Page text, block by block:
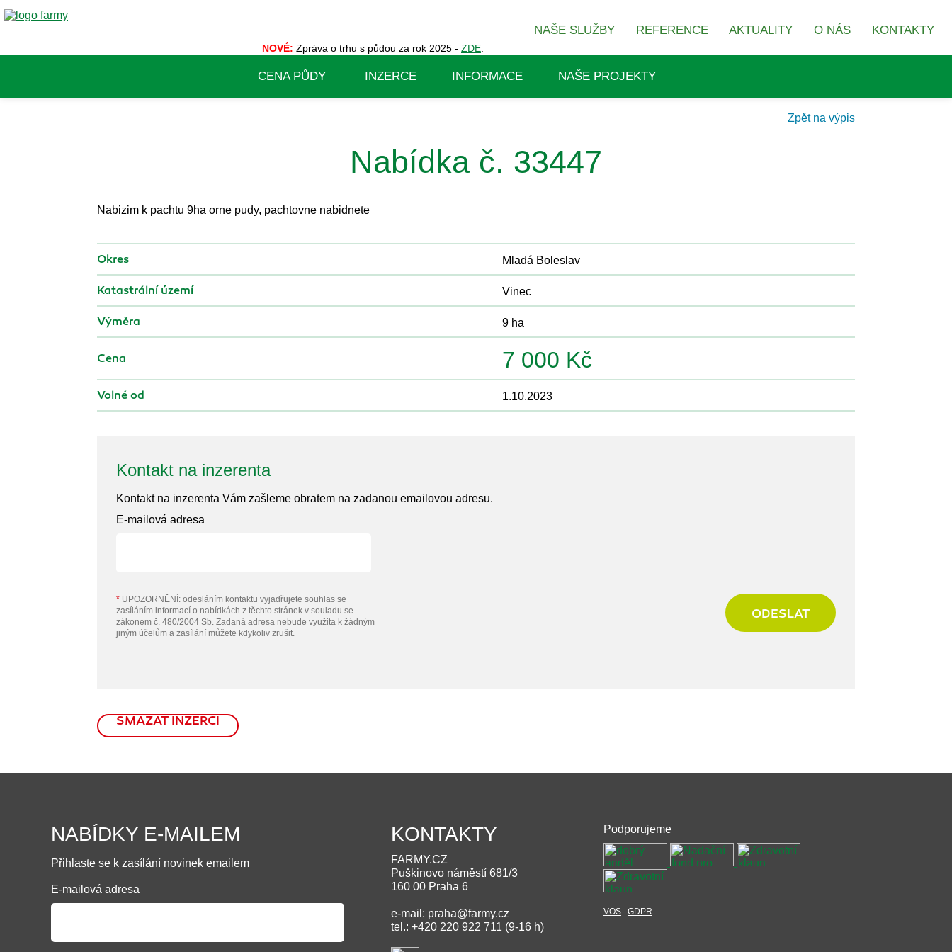
NAŠE SLUŽBY REFERENCE AKTUALITY O NÁS KONTAKTY
NOVÉ: Zpráva o trhu s půdou za rok 2025 - ZDE
CENA PŮDY INZERCE INFORMACE NAŠE PROJEKTY
Zpět na výpis
Nabídka č. 33447
Nabizim k pachtu 9ha orne pudy, pachtovne nabidnete
Okres Mladá Boleslav
Katastrální území Vinec
Výměra 9 ha
Cena 7 000 Kč
Volné od 1.10.2023
Kontakt na inzerenta
Kontakt na inzerenta Vám zašleme obratem na zadanou emailovou adresu.
E-mailová adresa
* UPOZORNĚNÍ: odesláním kontaktu vyjadřujete souhlas se
zasíláním informací o nabídkách z těchto stránek v souladu se
zákonem č. 480/2004 Sb. Zadaná adresa nebude využita k žádným
jiným účelům a zasílání můžete kdykoliv zrušit.
ODESLAT
SMAZAT INZERCI
NABÍDKY E-MAILEM
Přihlaste se k zasílání novinek emailem
E-mailová adresa
KONTAKTY
FARMY.CZ
Puškinovo náměstí 681/3
160 00 Praha 6
e-mail: praha@farmy.cz
tel.: +420 220 922 711 (9-16 h)
Podporujeme
VOS GDPR